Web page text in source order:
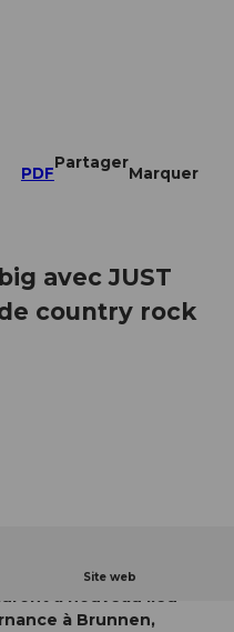
PDF
Partager
Marquer
avec JUST
country rock
Site web
la fin du mois d'août,
à nouveau lieu
à Brunnen,